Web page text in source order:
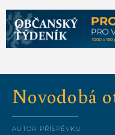
Novodobá
AUTOR PŘÍSPĚVKU